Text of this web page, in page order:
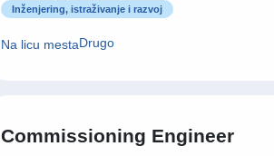
Inženjering, istraživanje i razvoj
Na licu mestaDrugo
Commissioning Engineer